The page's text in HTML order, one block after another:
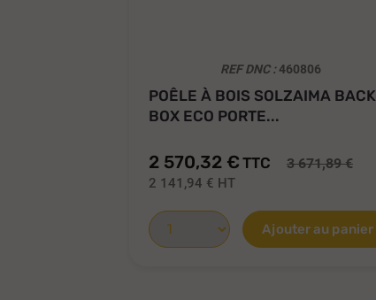
REF DNC :460806
POÊLE À BOIS SOLZAIMA BACK
BOX ECO PORTE...
2 570,32 € TTC 3 671,89 €
2 141,94 € HT
Ajouter au panier